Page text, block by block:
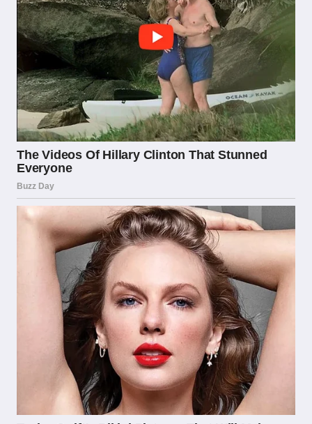
Scommesse: Numeri, Tendenze
E Prospettive Future
Il mercato italiano delle scommesse sportive è
uno dei più significativi in Europa, con volumi
che negli anni pre-pandemia avevano raggiunto
cifre miliardarie. Secondo i dati dell’ADM, il
settore delle scommesse sportive online ha
registrato una crescita costante nell’ultimo
decennio, con un’accelerazione particolarmente
marcata durante il periodo della pandemia di
COVID-19, quando le restrizioni agli
spostamenti hanno spinto molti giocatori
tradizionali verso le piattaforme digitali.
Attualmente, il numero di operatori in possesso
di una valida concessione ADM per le
scommesse sportive online si aggira intorno a
qualche decina di soggetti, tra cui figurano sia
grandi multinazionali del settore come Bet365,
William Hill, Snai e Sisal, sia operatori di